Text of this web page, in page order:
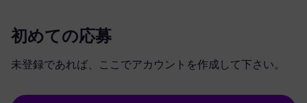
初めての応募
未登録であれば、ここでアカウントを作成して下さい。